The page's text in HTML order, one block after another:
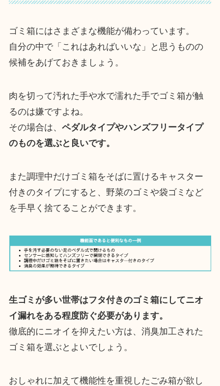
ゴミ箱にはさまざまな機能が備わっています。
自分の中で「これはあればいいな」と思うものの
候補をあげておきましょう。
肉を切って汚れた手や水で濡れた手でゴミ箱が触
るのは嫌ですよね。
その場合は、 ペダルタイプやハンズフリータイプ
のものを選ぶと良いです。
また調理中だけゴミ箱をそばに置けるキャスター
付きのタイプにすると、野菜のゴミや袋ゴミなど
を手早く捨てることができます。
生ゴミが多い世帯はフタ付きのゴミ箱にしてニオ
イ漏れをある程度防ぐ必要があります。
徹底的にニオイを抑えたい方は、消臭加工された
ゴミ箱を選ぶとよいでしょう。
おしゃれに加えて機能性を重視したごみ箱が欲し